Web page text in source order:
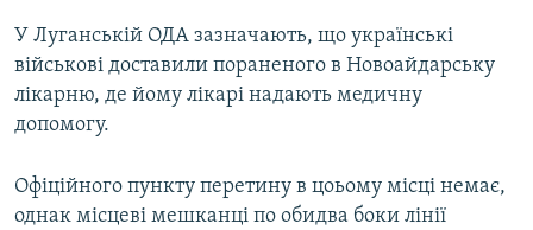
У Луганській ОДА зазначають, що українські
військові доставили пораненого в Новоайдарську
лікарню, де йому лікарі надають медичну
допомогу.
Офіційного пункту перетину в цоьому місці немає,
однак місцеві мешканці по обидва боки лінії